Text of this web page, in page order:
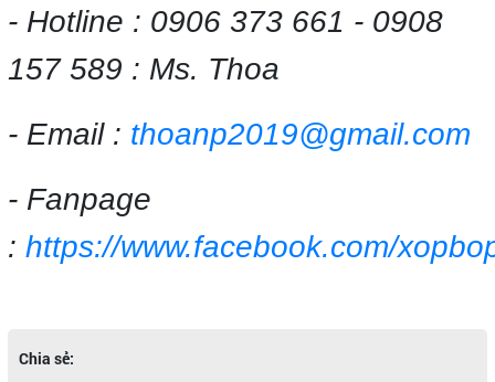
- Hotline : 0906 373 661 - 0908
157 589 : Ms. Thoa
- Email : thoanp2019@gmail.com
- Fanpage
: https://www.facebook.com/
Chia sẻ: